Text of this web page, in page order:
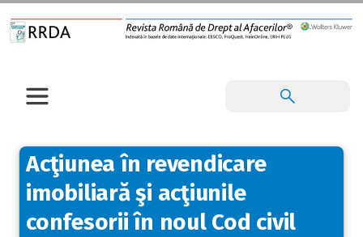
Acţiunea în revendicare
imobiliară şi acţiunile
confesorii în noul Cod civil